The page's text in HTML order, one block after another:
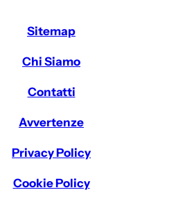
Sitemap
Chi Siamo
Contatti
Avvertenze
Privacy Policy
Cookie Policy